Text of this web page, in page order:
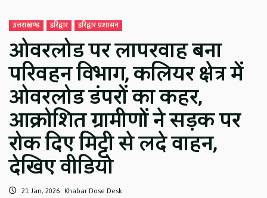
उत्तराखण्ड हरिद्वार हरिद्वार प्रशासन
ओवरलोड पर लापरवाह बना
परिवहन विभाग, कलियर क्षेत्र में
ओवरलोड डंपरों का कहर,
आक्रोशित ग्रामीणों ने सड़क पर
रोक दिए मिट्टी से लदे वाहन,
देखिए वीडियो
21 Jan, 2026 Khabar Dose Desk